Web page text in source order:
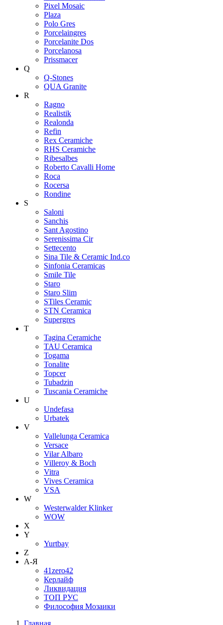
Pixel Mosaic
Plaza
Polo Gres
Porcelaingres
Porcelanite Dos
Porcelanosa
Prissmacer
Q
Q-Stones
QUA Granite
R
Ragno
Realistik
Realonda
Refin
Rex Ceramiche
RHS Ceramiche
Ribesalbes
Roberto Cavalli Home
Roca
Rocersa
Rondine
S
Saloni
Sanchis
Sant Agostino
Serenissima Cir
Settecento
Sina Tile & Ceramic Ind.co
Sinfonia Ceramicas
Smile Tile
Staro
Staro Slim
STiles Ceramic
STN Ceramica
Supergres
T
Tagina Ceramiche
TAU Ceramica
Togama
Tonalite
Topcer
Tubadzin
Tuscania Ceramiche
U
Undefasa
Urbatek
V
Vallelunga Ceramica
Versace
Vilar Albaro
Villeroy & Boch
Vitra
Vives Ceramica
VSA
W
Westerwalder Klinker
WOW
X
Y
Yurtbay
Z
А-Я
41zero42
Керлайф
Ликвидация
ТОП РУС
Философия Мозаики
Главная